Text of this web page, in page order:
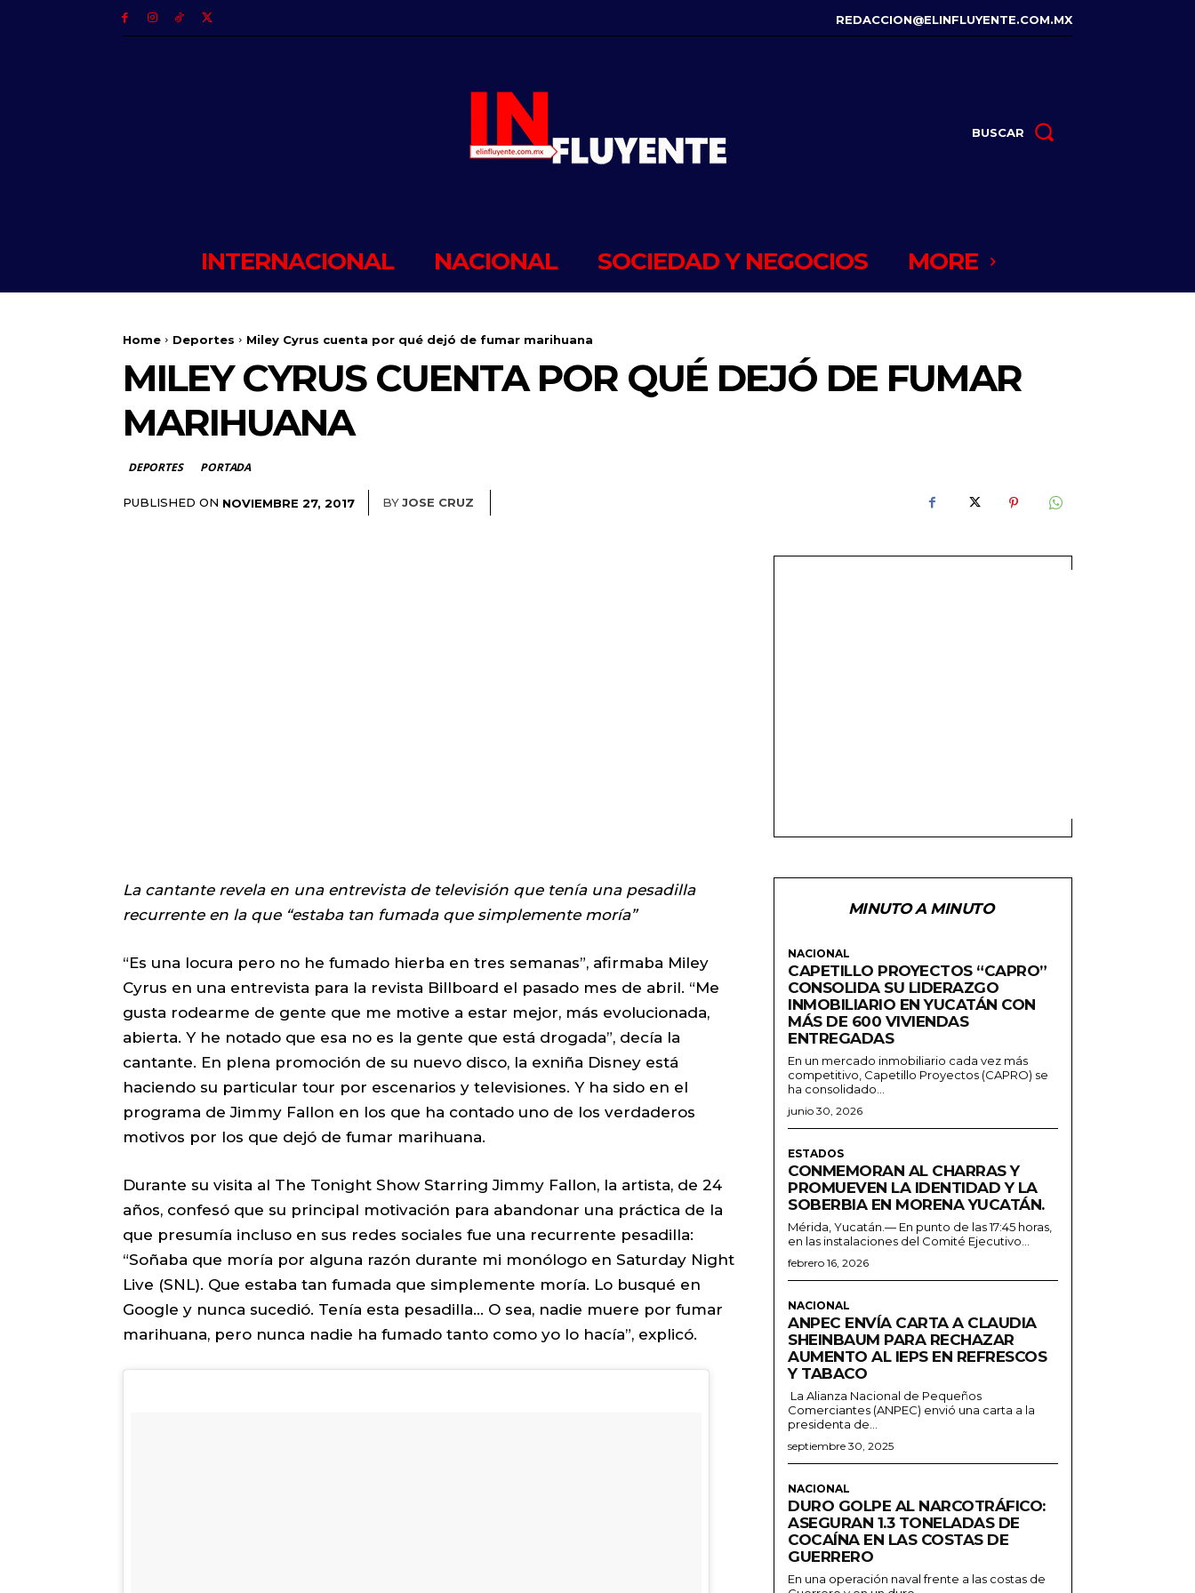
REDACCION@ELINFLUYENTE.COM.MX
BUSCAR
INTERNACIONAL NACIONAL SOCIEDAD Y NEGOCIOS MORE
Home Deportes Miley Cyrus cuenta por qué dejó de fumar marihuana
MILEY CYRUS CUENTA POR QUÉ DEJÓ DE FUMAR
MARIHUANA
DEPORTES PORTADA
PUBLISHED ON NOVIEMBRE 27, 2017 BYJOSE CRUZ
La cantante revela en una entrevista de televisión que tenía una pesadilla
recurrente en la que “estaba tan fumada que simplemente moría”
“Es una locura pero no he fumado hierba en tres semanas”, afirmaba Miley
Cyrus en una entrevista para la revista Billboard el pasado mes de abril. “Me
gusta rodearme de gente que me motive a estar mejor, más evolucionada,
abierta. Y he notado que esa no es la gente que está drogada”, decía la
cantante. En plena promoción de su nuevo disco, la exniña Disney está
haciendo su particular tour por escenarios y televisiones. Y ha sido en el
programa de Jimmy Fallon en los que ha contado uno de los verdaderos
motivos por los que dejó de fumar marihuana.
Durante su visita al The Tonight Show Starring Jimmy Fallon, la artista, de 24
años, confesó que su principal motivación para abandonar una práctica de la
que presumía incluso en sus redes sociales fue una recurrente pesadilla:
“Soñaba que moría por alguna razón durante mi monólogo en Saturday Night
Live (SNL). Que estaba tan fumada que simplemente moría. Lo busqué en
Google y nunca sucedió. Tenía esta pesadilla… O sea, nadie muere por fumar
marihuana, pero nunca nadie ha fumado tanto como yo lo hacía”, explicó.
MINUTO A MINUTO
NACIONAL
CAPETILLO PROYECTOS “CAPRO”
CONSOLIDA SU LIDERAZGO
INMOBILIARIO EN YUCATÁN CON
MÁS DE 600 VIVIENDAS
ENTREGADAS
En un mercado inmobiliario cada vez más
competitivo, Capetillo Proyectos (CAPRO) se
ha consolidado...
junio 30, 2026
ESTADOS
CONMEMORAN AL CHARRAS Y
PROMUEVEN LA IDENTIDAD Y LA
SOBERBIA EN MORENA YUCATÁN.
Mérida, Yucatán.— En punto de las 17:45 horas,
en las instalaciones del Comité Ejecutivo...
febrero 16, 2026
NACIONAL
ANPEC ENVÍA CARTA A CLAUDIA
SHEINBAUM PARA RECHAZAR
AUMENTO AL IEPS EN REFRESCOS
Y TABACO
La Alianza Nacional de Pequeños
Comerciantes (ANPEC) envió una carta a la
presidenta de...
septiembre 30, 2025
NACIONAL
DURO GOLPE AL NARCOTRÁFICO:
ASEGURAN 1.3 TONELADAS DE
COCAÍNA EN LAS COSTAS DE
GUERRERO
En una operación naval frente a las costas de